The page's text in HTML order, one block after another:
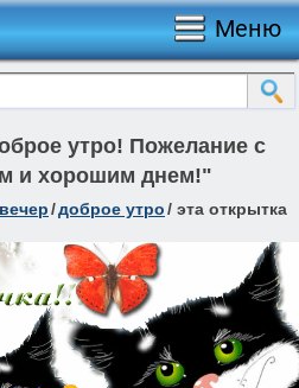
Меню
утро! Пожелание с
и хорошим днем!"
/доброе утро/ эта открытка